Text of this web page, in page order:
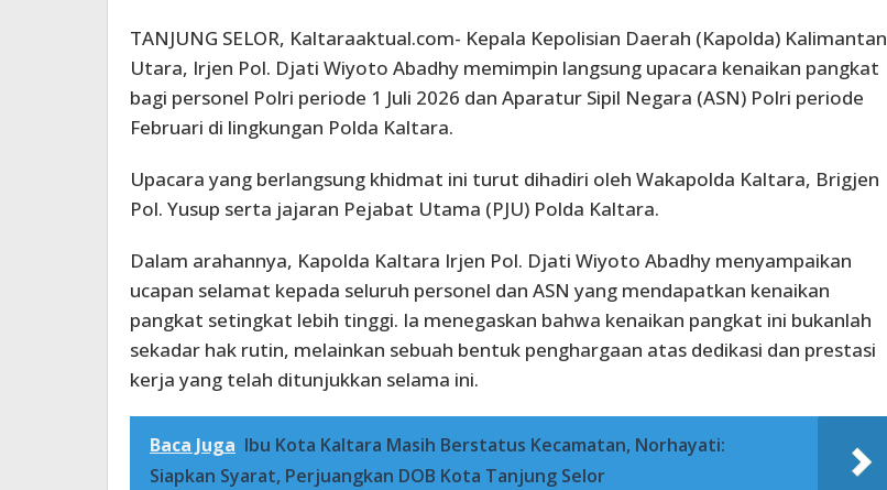
TANJUNG SELOR, Kaltaraaktual.com- Kepala Kepolisian Daerah (Kapolda) Kalimantan
Utara, Irjen Pol. Djati Wiyoto Abadhy memimpin langsung upacara kenaikan pangkat
bagi personel Polri periode 1 Juli 2026 dan Aparatur Sipil Negara (ASN) Polri periode
Februari di lingkungan Polda Kaltara.
Upacara yang berlangsung khidmat ini turut dihadiri oleh Wakapolda Kaltara, Brigjen
Pol. Yusup serta jajaran Pejabat Utama (PJU) Polda Kaltara.
Dalam arahannya, Kapolda Kaltara Irjen Pol. Djati Wiyoto Abadhy menyampaikan
ucapan selamat kepada seluruh personel dan ASN yang mendapatkan kenaikan
pangkat setingkat lebih tinggi. Ia menegaskan bahwa kenaikan pangkat ini bukanlah
sekadar hak rutin, melainkan sebuah bentuk penghargaan atas dedikasi dan prestasi
kerja yang telah ditunjukkan selama ini.
Baca Juga Ibu Kota Kaltara Masih Berstatus Kecamatan, Norhayati:
Siapkan Syarat, Perjuangkan DOB Kota Tanjung Selor